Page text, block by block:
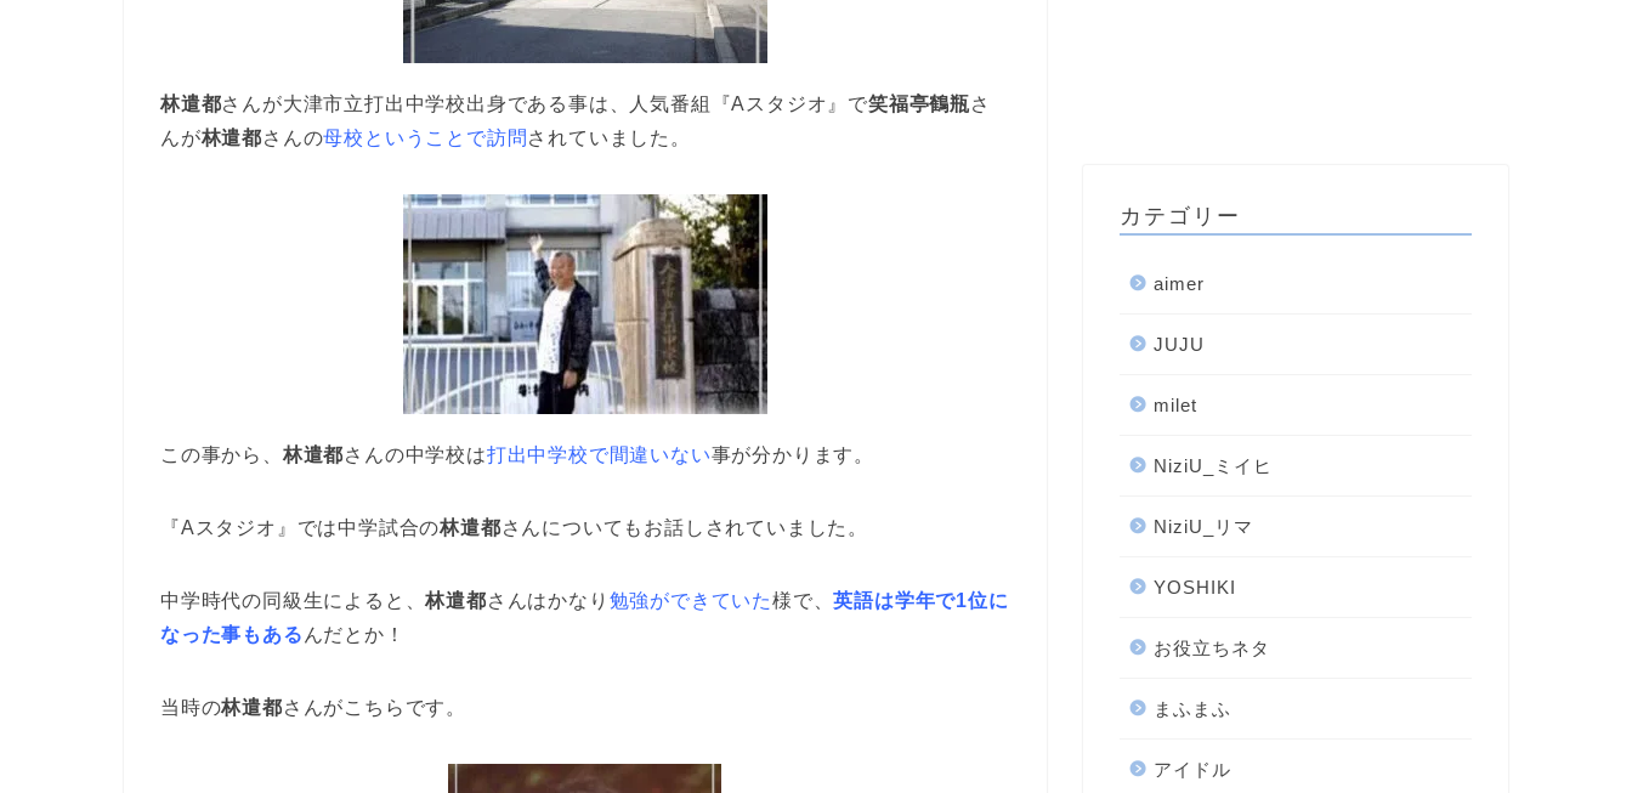
林遣都さんが大津市立打出中学校出身である事は、人気番組『Aスタジオ』で笑福亭鶴瓶さ
んが林遣都さんの母校ということで訪問 されていました。
この事から、 林遣都さんの中学校は打出中学校で間違いない事が分かります。
『Aスタジオ』では中学試合の林遣都さんについてもお話しされていました。
中学時代の同級生によると、林遣都さんはかなり 勉強ができていた様で、英語は学年で1位に
なった事もある んだとか！
当時の林遣都さんがこちらです。
カテゴリー
aimer
JUJU
milet
NiziU_ミイヒ
NiziU_リマ
YOSHIKI
お役立ちネタ
まふまふ
アイドル